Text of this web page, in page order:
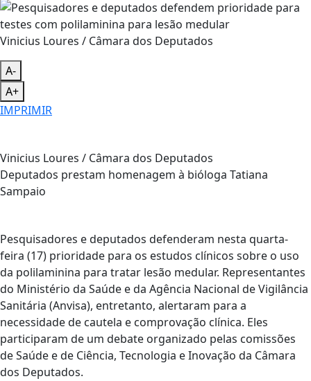
Vinicius Loures / Câmara dos Deputados
A-
A+
IMPRIMIR
Vinicius Loures / Câmara dos Deputados
Deputados prestam homenagem à bióloga Tatiana
Sampaio
Pesquisadores e deputados defenderam nesta quarta-
feira (17) prioridade para os estudos clínicos sobre o uso
da polilaminina para tratar lesão medular. Representantes
do Ministério da Saúde e da Agência Nacional de Vigilância
Sanitária (Anvisa), entretanto, alertaram para a
necessidade de cautela e comprovação clínica. Eles
participaram de um debate organizado pelas comissões
de Saúde e de Ciência, Tecnologia e Inovação da Câmara
dos Deputados.